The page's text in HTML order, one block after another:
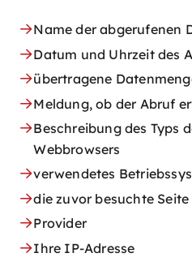
Name der abgerufenen
Datum und Uhrzeit des
übertragene
Meldung, ob der Abruf
Beschreibung des Typs
Webbrowsers
verwendetes
die zuvor besuchte Seite
Provider
Ihre IP-Adresse